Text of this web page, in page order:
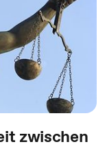
zwischen